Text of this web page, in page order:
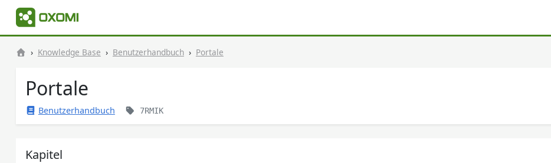
Knowledge Base Benutzerhandbuch Portale
Portale
Benutzerhandbuch 7RMIK
Kapitel